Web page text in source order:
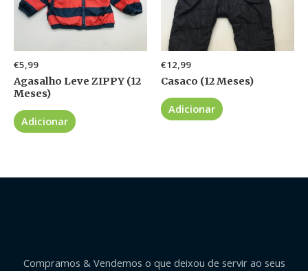
€5,99
Agasalho Leve ZIPPY (12
Meses)
Adicionar
€12,99
Casaco (12 Meses)
Adicionar
Compramos & Vendemos o que deixou de servir ao seus